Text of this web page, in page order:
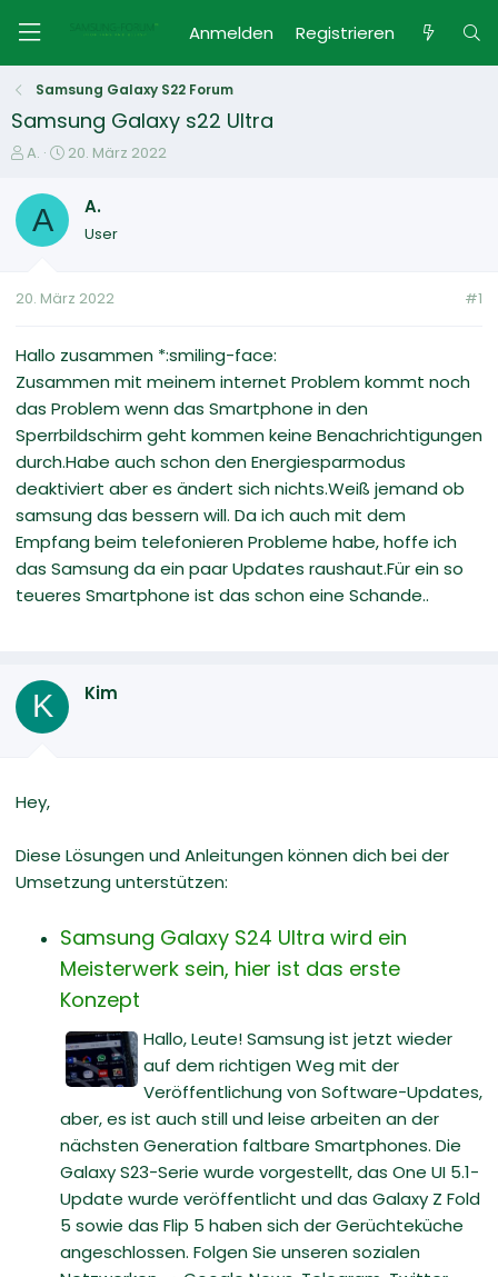
Anmelden Registrieren
Samsung Galaxy S22 Forum
Samsung Galaxy s22 Ultra
E
s
e
e
A.
E
t
t
m
20. März 2022
A A.
User
20. März 2022 #1
Hallo zusammen *:smiling-face:
Zusammen mit meinem internet Problem kommt noch
das Problem wenn das Smartphone in den
Sperrbildschirm geht kommen keine Benachrichtigungen
durch.Habe auch schon den Energiesparmodus
deaktiviert aber es ändert sich nichts.Weiß jemand ob
samsung das bessern will. Da ich auch mit dem
Empfang beim telefonieren Probleme habe, hoffe ich
das Samsung da ein paar Updates raushaut.Für ein so
teueres Smartphone ist das schon eine Schande..
K Kim
Hey,
Diese Lösungen und Anleitungen können dich bei der
Umsetzung unterstützen:
Samsung Galaxy S24 Ultra wird ein
Meisterwerk sein, hier ist das erste
Konzept
Hallo, Leute! Samsung ist jetzt wieder
auf dem richtigen Weg mit der
Veröffentlichung von Software-Updates,
aber, es ist auch still und leise arbeiten an der
nächsten Generation faltbare Smartphones. Die
Galaxy S23-Serie wurde vorgestellt, das One UI 5.1-
Update wurde veröffentlicht und das Galaxy Z Fold
5 sowie das Flip 5 haben sich der Gerüchteküche
angeschlossen. Folgen Sie unseren sozialen